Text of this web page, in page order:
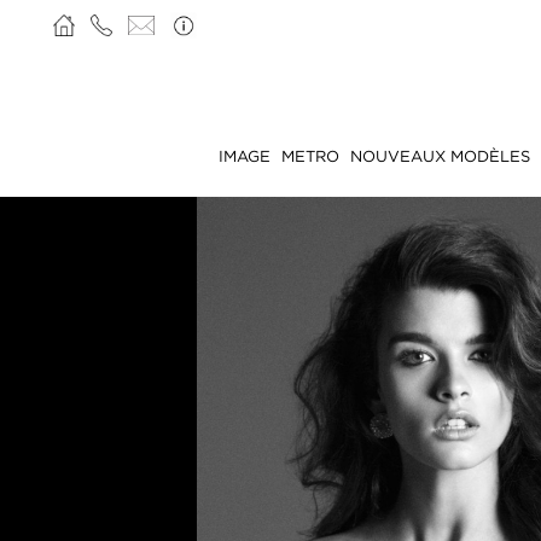
IMAGE METRO NOUVEAUX MODÈLES